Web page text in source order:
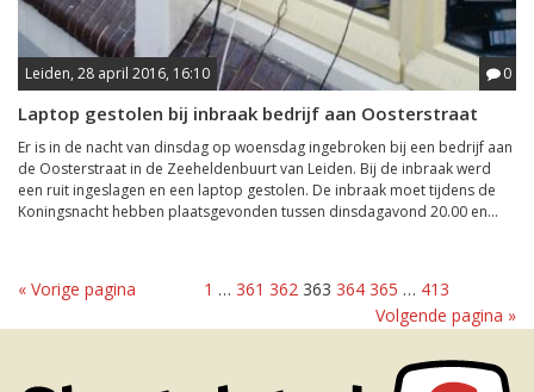
Leiden, 28 april 2016, 16:10 0
Laptop gestolen bij inbraak bedrijf aan Oosterstraat
Er is in de nacht van dinsdag op woensdag ingebroken bij een bedrijf aan
de Oosterstraat in de Zeeheldenbuurt van Leiden. Bij de inbraak werd
een ruit ingeslagen en een laptop gestolen. De inbraak moet tijdens de
Koningsnacht hebben plaatsgevonden tussen dinsdagavond 20.00 en...
« Vorige pagina 1 … 361 362 363 364 365 … 413
Volgende pagina »